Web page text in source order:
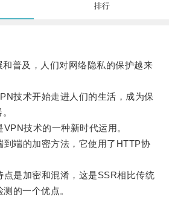
排行
普及，人们对网络隐私的保护越来
技术开始走进人们的生活，成为保
技术的一种新时代运用。
端的加密方法，它使用了HTTP协
是加密和混淆，这是SSR相比传统
的一个优点。